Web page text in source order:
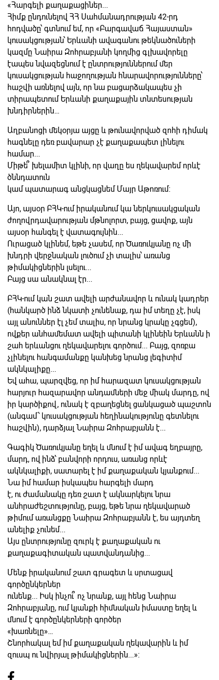
«Հարգելի քաղաքացիներ...
Հիմք ընդունելով ՀՀ Սահմանադրության 42-րդ
հոդվածը՝ գտնում եմ, որ «Բարգավաճ Հայաստան»
կուսակցության՝ Երևանի ավագանու թեկնածուների
կազմը Նաիրա Զոհրաբյանի կողմից գլխավորելը
էապես նվազեցնում է ընտրություններում մեր
կուսակցության հաջողության հնարավորությունները՝
հաշվի առնելով այն, որ նա բացարձակապես չի
տիրապետում Երևանի քաղաքային տնտեսության
խնդիրներին…
Աղբանոցի մեկօրյա այցը և թունավորված զոհի դիմակ
հագնելը դեռ բավարար չէ քաղաքապետ լինելու
համար...
Միթե՞ խելամիտ կլինի, որ վաղը ես ղեկավարեմ որևէ
ծննդատուն
կամ պատարագ անցկացնեմ Մայր Աթոռում:
Այո, այսօր ԲՀԿ-ում իրականում կա ներկուսակցական
ժողովրդավարության մթնոլորտ, բայց, ցավոք, այն
այսօր հանգել է վատագույնին...
Ուրացած կլինեմ, եթե չասեմ, որ Ծառուկյանը ոչ մի
խնդրի վերջնական լուծում չի տալիս՝ առանց
թիմակիցներին լսելու...
Բայց սա անակնալ էր...
ԲՀԿ-ում կան շատ ավելի արժանավոր և ունակ կադրեր
(հանկարծ ինձ նկատի չունենաք, դա իմ տեղը չէ, իսկ
այլ անուններ էլ չեմ տալիս, որ նրանց կրակը չգցեմ),
ովքեր անհամեմատ ավելի պիտանի կլինեին Երևանն ի
շահ երևանցու ղեկավարելու գործում... Բայց, զոռբա
չլինելու հանգամանքը կանխեց նրանց լեգիտիմ
ակնկալիքը...
Եվ ահա, պարզվեց, որ իմ հարազատ կուսակցության
հարյուր հազարավոր անդամների մեջ միակ մարդը, ով
իր կարծիքով, ունակ է զբաղեցնել ցանկացած պաշտոն
(անգամ՝ կուսակցության հեղինակությունը գետնելու
հաշվին), դարձյալ Նաիրա Զոհրաբյանն է...
Գագիկ Ծառուկյանը եղել և մնում է իմ ավագ եղբայրը,
մարդ, ով ինձ՝ բանվորի որդուս, առանց որևէ
ակնկալիքի, սատարել է իմ քաղաքական կյանքում...
Նա իմ համար իսկապես հարգելի մարդ
է, ու ժամանակը դեռ շատ է ակնարկելու նրա
անհրաժեշտությունը, բայց, եթե նրա ղեկավարած
թիմում առանցքը Նաիրա Զոհրաբյանն է, ես այդտեղ
անելիք չունեմ...
Այս ընտրությունը զուրկ է քաղաքական ու
քաղաքագիտական պատվանդանից...
Մենք իրականում շատ գրագետ և սրտացավ
գործընկերներ
ունենք... Իսկ ինչու՞ ոչ նրանք, այլ հենց Նաիրա
Զոհրաբյանը, ում կյանքի հիմնական իմաստը եղել և
մնում է գործընկերների գործեր
«խառնելը»…
Շնորհակալ եմ իմ քաղաքական ղեկավարին և իմ
զուսպ ու նվիրյալ թիմակիցներին...»: